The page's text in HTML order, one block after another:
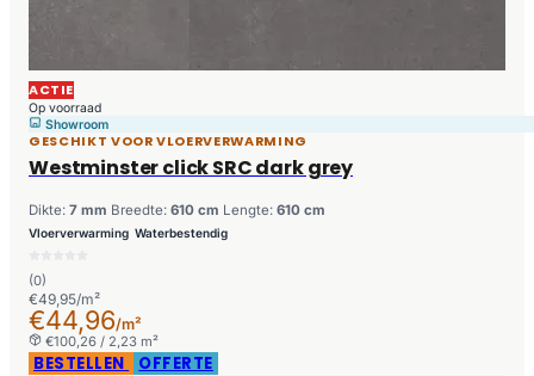
ACTIE
Op voorraad
Showroom
GESCHIKT VOOR VLOERVERWARMING
Westminster click SRC dark grey
Dikte: 7 mm Breedte: 610 cm Lengte: 610 cm
Vloerverwarming Waterbestendig
(0)
€49,95/m²
€44,96/m²
€100,26 / 2,23 m²
BESTELLEN OFFERTE